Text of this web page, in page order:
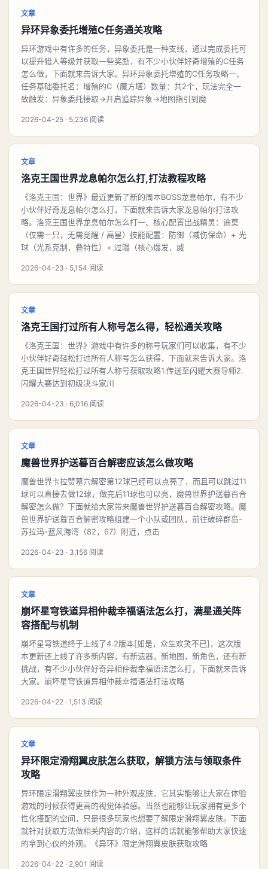
文章
异环异象委托增殖C任务通关攻略
异环游戏中有许多的任务，异象委托是一种支线，通过完成委托可
以提升猎人等级并获取一些奖励，有不少小伙伴好奇增殖的C任务
怎么做，下面就来告诉大家。异环异象委托增殖的C任务攻略一、
任务基础委托名：增殖的C（魔方塔）数量：共2个，玩法完全一
致触发：异象委托接取→开启追踪异象→地图指引到魔
2026-04-25 · 5,236 阅读
文章
洛克王国世界龙息帕尔怎么打,打法教程攻略
《洛克王国：世界》最近更新了新的周本BOSS龙息帕尔，有不少
小伙伴好奇龙息帕尔怎么打，下面就来告诉大家龙息帕尔打法攻
略。洛克王国世界龙息帕尔怎么打一、核心配置出战精灵：迪莫
（仅需一只，无需觉醒 / 高星）技能配置：防御（减伤保命）+ 光
球（光系克制，叠特性）+ 过曝（核心爆发，威
2026-04-23 · 5,154 阅读
文章
洛克王国打过所有人称号怎么得，轻松通关攻略
《洛克王国：世界》游戏中有许多的称号玩家们可以收集，有不少
小伙伴好奇轻松打过所有人称号怎么获得，下面就来告诉大家。洛
克王国世界轻松打过所有人称号获取攻略1.传送至闪耀大赛导师2.
闪耀大赛达到初级决斗家川
2026-04-23 · 6,016 阅读
文章
魔兽世界护送暮百合解密应该怎么做攻略
魔兽世界卡拉赞墓穴解密第12球已经可以点亮了，而且可以跳过11
球可以直接去做12球，做完后11球也可以亮，魔兽世界护送暮百合
解密怎么做？下面就给大家带来魔兽世界护送暮百合解密攻略。魔
兽世界护送暮百合解密攻略组建一个小队或团队，前往破碎群岛-
苏拉玛-蓝风海湾（82，67）附近，点击
2026-04-23 · 3,156 阅读
文章
崩坏星穹铁道异相仲裁幸福语法怎么打，满星通关阵
容搭配与机制
崩坏星穹铁道终于上线了4.2版本[如是，众生欢笑不已]，这次版
本更新还上线了许多新内容，有新遗器，新地图，新角色，还有新
挑战，有不少小伙伴好奇异相仲裁幸福语法怎么打，下面就来告诉
大家。崩坏星穹铁道异相仲裁幸福语法打法攻略
2026-04-22 · 1,513 阅读
文章
异环限定滑翔翼皮肤怎么获取，解锁方法与领取条件
攻略
异环限定滑翔翼皮肤作为一种外观皮肤，它其实能够让大家在体验
游戏的时候获得更高的视觉体验感。当然也能够让玩家拥有更多个
性化搭配的空间，只是很多玩家也想要了解限定滑翔翼皮肤。下面
就针对获取方法做相关内容的介绍，这样的话就能够帮助大家快速
的拿到心仪的外观。《异环》限定滑翔翼皮肤获取攻略
2026-04-22 · 2,901 阅读